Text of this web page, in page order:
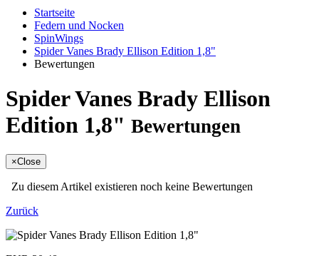
Startseite
Federn und Nocken
SpinWings
Spider Vanes Brady Ellison Edition 1,8"
Bewertungen
Spider Vanes Brady Ellison
Edition 1,8" Bewertungen
×Close
Zu diesem Artikel existieren noch keine Bewertungen
Zurück